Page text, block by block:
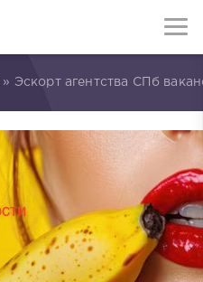
» Эскорт агентства СПб